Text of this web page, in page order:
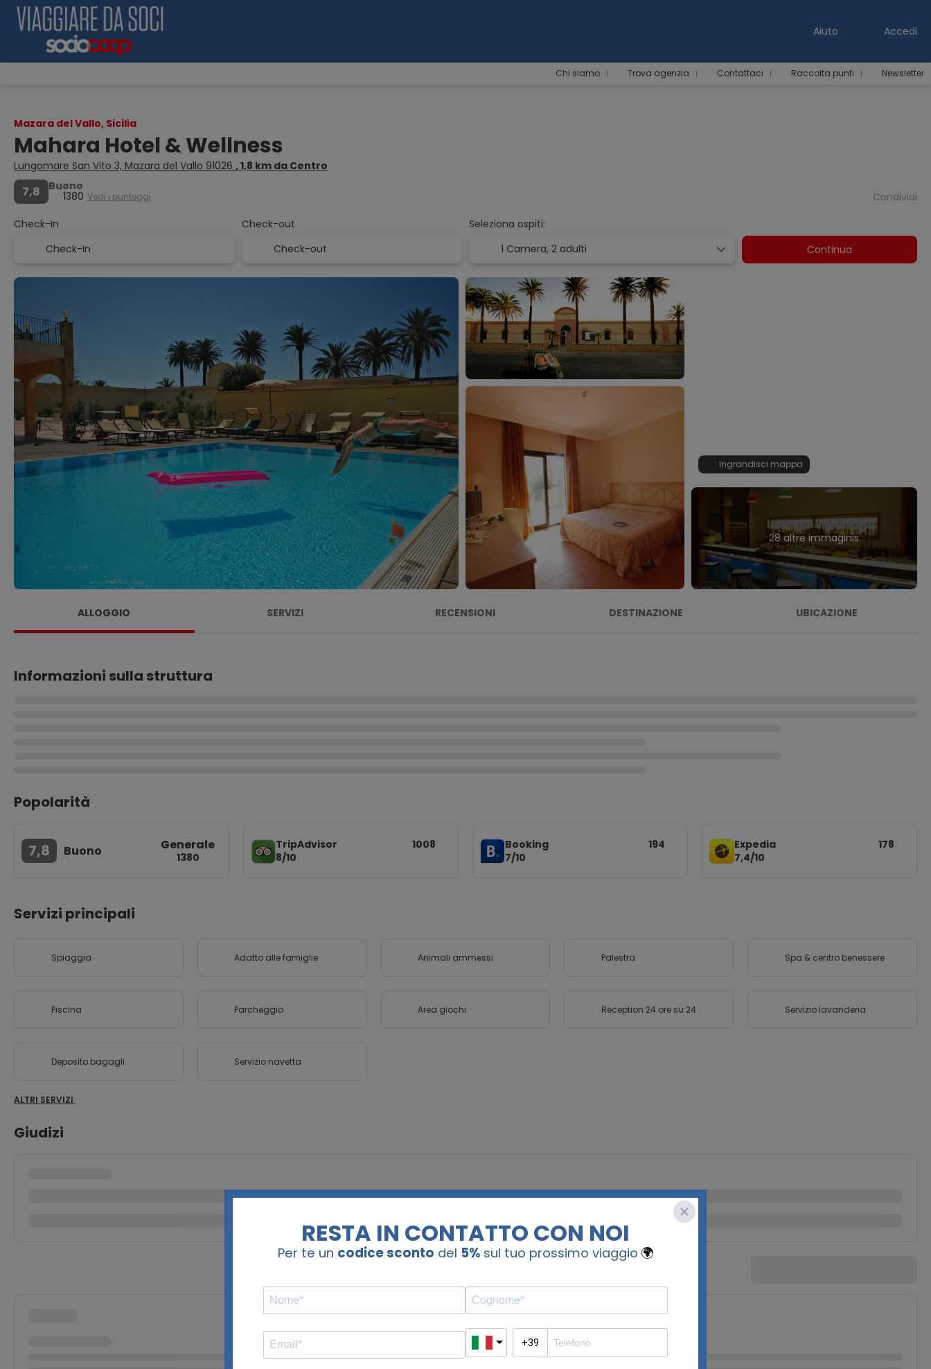
Aiuto Accedi
Chi siamo Trova agenzia Contattaci Raccolta punti Newsletter
Mazara del Vallo, Sicilia
Mahara Hotel & Wellness
Lungomare San Vito 3, Mazara del Vallo 91026 , 1,8 km da Centro
7,8 Buono
1380 Vedi i punteggi
Condividi
Check-In
Check-out
Seleziona ospiti:
1 Camera, 2 adulti Continua
Ingrandisci mappa
28 altre immaginis
ALLOGGIO SERVIZI RECENSIONI DESTINAZIONE UBICAZIONE
Informazioni sulla struttura
Popolarità
7,8 Buono Generale
1380
TripAdvisor
8/10
1008
Booking
7/10
194
Expedia
7,4/10
178
Servizi principali
Spiaggia Adatto alle famiglie Animali ammessi Palestra Spa & centro benessere
Piscina Parcheggio Area giochi Reception 24 ore su 24 Servizio lavanderia
Deposito bagagli Servizio navetta
ALTRI SERVIZI
Giudizi